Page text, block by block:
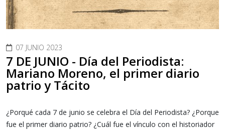
07 JUNIO 2023
7 DE JUNIO - Día del Periodista:
Mariano Moreno, el primer diario
patrio y Tácito
¿Porqué cada 7 de junio se celebra el Día del Periodista? ¿Porque
fue el primer diario patrio? ¿Cuál fue el vínculo con el historiador